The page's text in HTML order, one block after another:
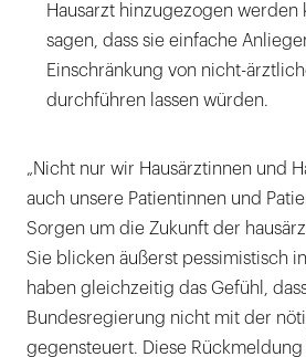
Hausarzt hinzugezogen werden
sagen, dass sie einfache
Einschränkung von nicht-
durchführen lassen würden.
„Nicht nur wir Hausärztinnen und
auch unsere Patientinnen und
Sorgen um die Zukunft der
Sie blicken äußerst pessimistisch
haben gleichzeitig das Gefühl,
Bundesregierung nicht mit der
gegensteuert. Diese